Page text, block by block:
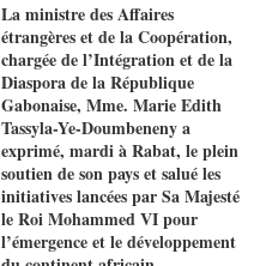
La ministre des Affaires
étrangères et de la Coopération,
chargée de l’Intégration et de la
Diaspora de la République
Gabonaise, Mme. Marie Edith
Tassyla-Ye-Doumbeneny a
exprimé, mardi à Rabat, le plein
soutien de son pays et salué les
initiatives lancées par Sa Majesté
le Roi Mohammed VI pour
l’émergence et le développement